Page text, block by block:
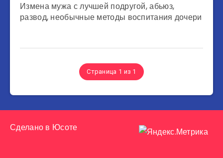
Измена мужа с лучшей подругой, абьюз,
развод, необычные методы воспитания дочери
Страница 1 из 1
Сделано в Юсоте